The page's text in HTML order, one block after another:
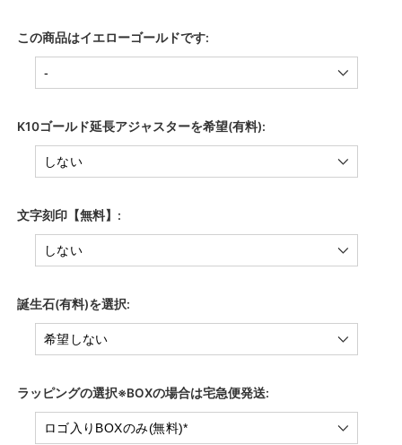
この商品はイエローゴールドです:
K10ゴールド延長アジャスターを希望(有料):
文字刻印【無料】:
誕生石(有料)を選択:
ラッピングの選択※BOXの場合は宅急便発送: